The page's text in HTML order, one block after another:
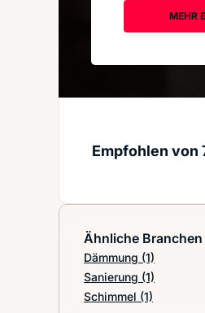
MEHR
Empfohlen von
Ähnliche
Dämmung (1)
Sanierung (1)
Schimmel (1)